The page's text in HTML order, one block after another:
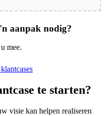
aanpak nodig?
mee.
te starten?
visie kan helpen realiseren